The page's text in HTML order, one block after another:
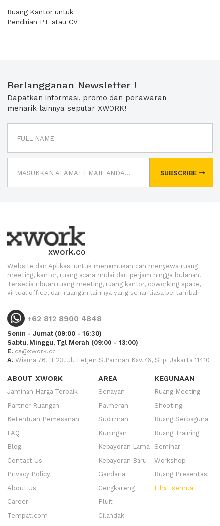
Ruang Kantor untuk
Pendirian PT atau CV
Berlangganan Newsletter !
Dapatkan informasi, promo dan penawaran
menarik lainnya seputar XWORK!
SUBSCRIBE
xwork.co
Website dan Aplikasi untuk menemukan dan menyewa ruang
meeting, kantor, ruang acara mulai dari perjam hingga bulanan.
Tersedia ribuan ruang meeting, ruang kantor, coworking space,
virtual office, dan ruangan lainnya yang senantiasa bertambah
+62 812 8900 4848
Senin - Jumat (09:00 - 16:30)
Sabtu, Minggu, Tgl Merah (09:00 - 13:00)
E. cs@xwork.co
A. Wisma 76, lt.23, Jl. Letjen S.Parman Kav.76, Slipi Jakarta 11410
ABOUT XWORK
Jaminan Harga Terbaik
Partner Ruangan
Ketentuan Pemesanan
FAQ
Blog
Contact Us
Privacy Policy
About Us
Career
Tempat.com
AREA
Senayan
Palmerah
Sudirman
Kuningan
Kebayoran Lama
Kebayoran Baru
Gandaria
Cengkareng
Pluit
Cilandak
KEGUNAAN
Ruang Meeting
Shooting
Ruang Serbaguna
Ruang Training
Seminar
Workshop
Ruang Presentasi
Lihat semua